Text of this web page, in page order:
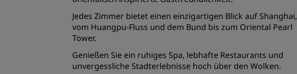
Jedes Zimmer bietet einen einzigartigen Blick auf Shanghai,
vom Huangpu-Fluss und dem Bund bis zum Oriental Pearl
Tower.
Genießen Sie ein ruhiges Spa, lebhafte Restaurants und
unvergessliche Stadterlebnisse hoch über den Wolken.